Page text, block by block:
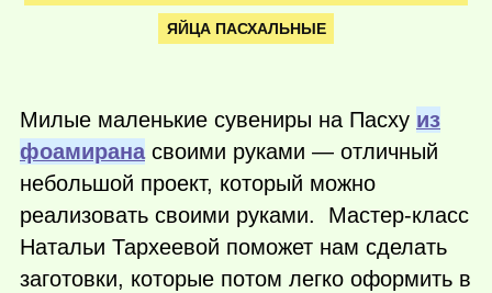
ЯЙЦА ПАСХАЛЬНЫЕ
Милые маленькие сувениры на Пасху из
фоамиранасвоими руками — отличный
небольшой проект, который можно
реализовать своими руками. Мастер-класс
Натальи Тархеевой поможет нам сделать
заготовки, которые потом легко оформить в